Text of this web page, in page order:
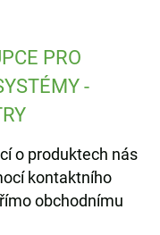
PRO
-
o produktech nás
kontaktního
obchodnímu